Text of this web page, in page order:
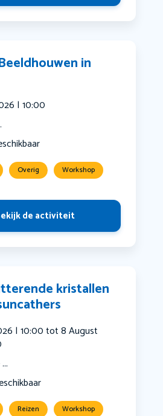
in
| 10:00
Overig Workshop
de activiteit
kristallen
| 10:00 tot 8 August
Reizen Workshop